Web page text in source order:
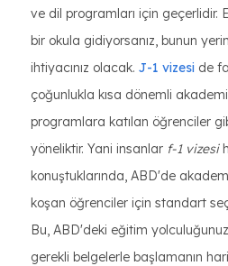
ve dil programları için geçerlidir.
bir okula gidiyorsanız, bunun
ihtiyacınız olacak. J-1 vizesi de
çoğunlukla kısa dönemli
programlara katılan öğrenciler
yöneliktir. Yani insanlar f-1 vizesi
konuştuklarında, ABD'de
koşan öğrenciler için standart
Bu, ABD'deki eğitim
gerekli belgelerle başlamanın